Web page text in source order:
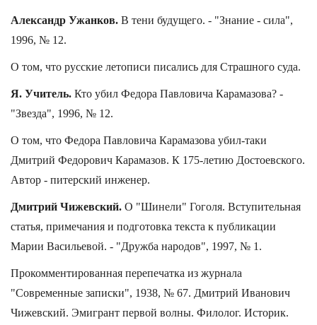
Александр Ужанков. В тени будущего. - "Знание - сила",
1996, № 12.
О том, что русские летописи писались для Страшного суда.
Я. Учитель. Кто убил Федора Павловича Карамазова? -
"Звезда", 1996, № 12.
О том, что Федора Павловича Карамазова убил-таки
Дмитрий Федорович Карамазов. К 175-летию Достоевского.
Автор - питерский инженер.
Дмитрий Чижевский. О "Шинели" Гоголя. Вступительная
статья, примечания и подготовка текста к публикации
Марии Васильевой. - "Дружба народов", 1997, № 1.
Прокомментированная перепечатка из журнала
"Современные записки", 1938, № 67. Дмитрий Иванович
Чижевский. Эмигрант первой волны. Филолог. Историк.